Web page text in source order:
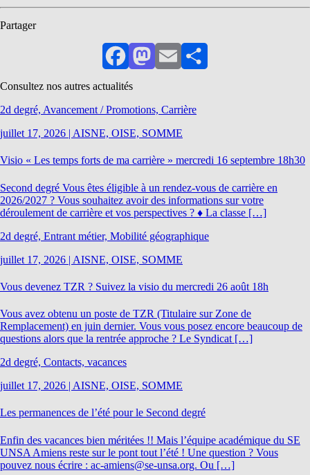
Partager
FacebookMastodon
EmailPartager
Consultez nos autres actualités
2d degré, Avancement / Promotions, Carrière
juillet 17, 2026 | AISNE, OISE, SOMME
Visio « Les temps forts de ma carrière » mercredi 16 septembre 18h30
Second degré Vous êtes éligible à un rendez-vous de carrière en
2026/2027 ? Vous souhaitez avoir des informations sur votre
déroulement de carrière et vos perspectives ? ♦ La classe […]
2d degré, Entrant métier, Mobilité géographique
juillet 17, 2026 | AISNE, OISE, SOMME
Vous devenez TZR ? Suivez la visio du mercredi 26 août 18h
Vous avez obtenu un poste de TZR (Titulaire sur Zone de
Remplacement) en juin dernier. Vous vous posez encore beaucoup de
questions alors que la rentrée approche ? Le Syndicat […]
2d degré, Contacts, vacances
juillet 17, 2026 | AISNE, OISE, SOMME
Les permanences de l’été pour le Second degré
Enfin des vacances bien méritées !! Mais l’équipe académique du SE
UNSA Amiens reste sur le pont tout l’été ! Une question ? Vous
pouvez nous écrire : ac-amiens@se-unsa.org. Ou […]